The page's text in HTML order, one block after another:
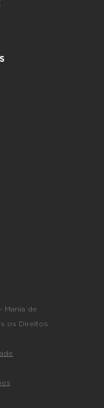
Mania de
os Direitos